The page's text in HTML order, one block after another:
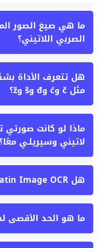
الصربي اللاتيني؟
هل تتعرف الأداة
مثل č وć وđ وš وž؟
ماذا لو كانت
لاتيني وسيريلـي معًا؟
هل Serbian Latin Image OCR مجاني؟
ما هو الحد الأقصى